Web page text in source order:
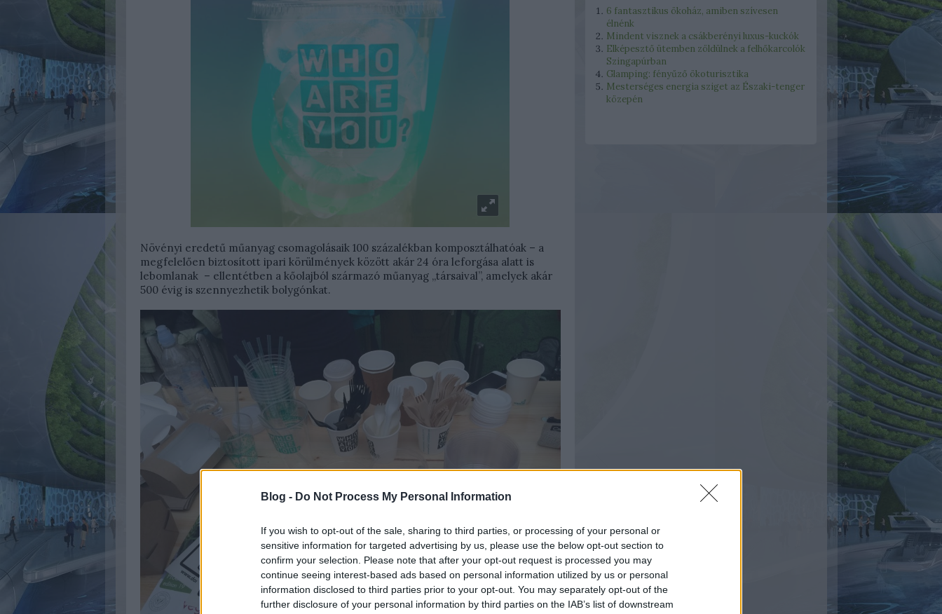
Blog - Do Not Process My Personal Information
If you wish to opt-out of the sale, sharing to third parties, or processing of your personal or
sensitive information for targeted advertising by us, please use the below opt-out section to
confirm your selection. Please note that after your opt-out request is processed you may
continue seeing interest-based ads based on personal information utilized by us or personal
information disclosed to third parties prior to your opt-out. You may separately opt-out of the
further disclosure of your personal information by third parties on the IAB’s list of downstream
Növényi eredetű műanyag csomagolásaik 100 százalékban komposztálhatóak – a
megfelelően biztosított ipari körülmények között akár 24 óra leforgása alatt is
lebomlanak – ellentétben a kőolajból származó műanyag „társaival”, amelyek akár
500 évig is szennyezhetik bolygónkat.
6 fantasztikus ökoház, amiben szívesen
élnénk
Mindent visznek a csákberényi luxus-kuckók
Elképesztő ütemben zöldülnek a felhőkarcolók
Szingapúrban
Glamping: fényűző ökoturisztika
Mesterséges energia sziget az Északi-tenger
közepén